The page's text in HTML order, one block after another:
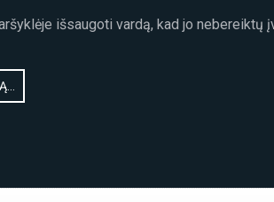
išsaugoti vardą, kad jo